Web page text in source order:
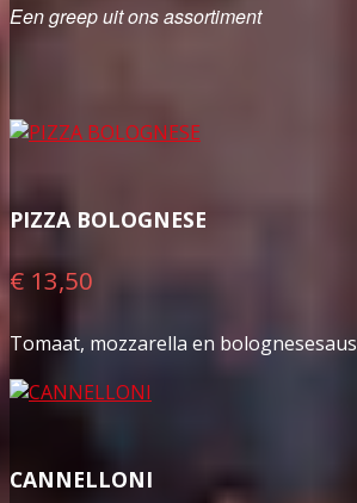
Een greep uit ons assortiment
PIZZA BOLOGNESE
€ 13,50
Tomaat, mozzarella en bolognesesaus
CANNELLONI